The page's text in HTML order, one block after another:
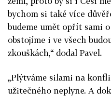
bychom si také více
budeme umět opřít sami o
obstojíme i ve všech
zkouškách,“ dodal Pavel.
„Plýtváme silami na
užitečného neplyne. A